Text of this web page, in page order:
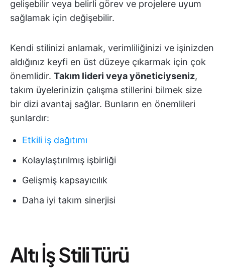
gelişebilir veya belirli görev ve projelere uyum
sağlamak için değişebilir.
Kendi stilinizi anlamak, verimliliğinizi ve işinizden
aldığınız keyfi en üst düzeye çıkarmak için çok
önemlidir. Takım lideri veya yöneticiyseniz,
takım üyelerinizin çalışma stillerini bilmek size
bir dizi avantaj sağlar. Bunların en önemlileri
şunlardır:
Etkili iş dağıtımı
Kolaylaştırılmış işbirliği
Gelişmiş kapsayıcılık
Daha iyi takım sinerjisi
Altı İş Stili Türü